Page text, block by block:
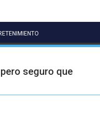
seguro que